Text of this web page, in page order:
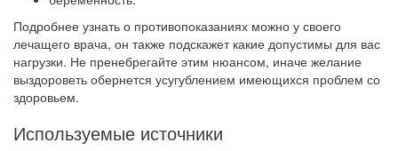
Подробнее узнать о противопоказаниях можно у своего
лечащего врача, он также подскажет какие допустимы для вас
нагрузки. Не пренебрегайте этим нюансом, иначе желание
выздороветь обернется усугублением имеющихся проблем со
здоровьем.
Используемые источники